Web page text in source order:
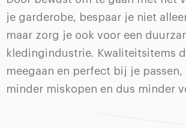
je garderobe, bespaar je niet
maar zorg je ook voor een
kledingindustrie. Kwaliteitsitems
meegaan en perfect bij je
minder miskopen en dus minder